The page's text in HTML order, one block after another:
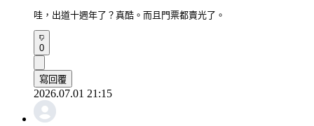
哇，出道十週年了？真酷。而且門票都賣光了。
0
寫回覆
2026.07.01 21:15